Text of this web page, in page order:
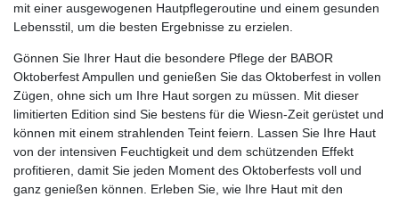
mit einer ausgewogenen Hautpflegeroutine und einem gesunden
Lebensstil, um die besten Ergebnisse zu erzielen.
Gönnen Sie Ihrer Haut die besondere Pflege der BABOR
Oktoberfest Ampullen und genießen Sie das Oktoberfest in vollen
Zügen, ohne sich um Ihre Haut sorgen zu müssen. Mit dieser
limitierten Edition sind Sie bestens für die Wiesn-Zeit gerüstet und
können mit einem strahlenden Teint feiern. Lassen Sie Ihre Haut
von der intensiven Feuchtigkeit und dem schützenden Effekt
profitieren, damit Sie jeden Moment des Oktoberfests voll und
ganz genießen können. Erleben Sie, wie Ihre Haut mit den